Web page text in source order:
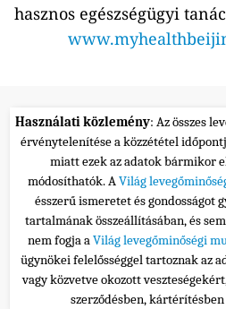
hasznos egészségügyi
Használati közlemény: Az összes
érvénytelenítése a közzététel
miatt ezek az adatok bármikor
módosíthatók. AVilág
ésszerű ismeretet és gondosságot
tartalmának összeállításában, és
nem fogja aVilág levegőminőségi
ügynökei felelősséggel tartoznak az
vagy közvetve okozott
szerződésben,